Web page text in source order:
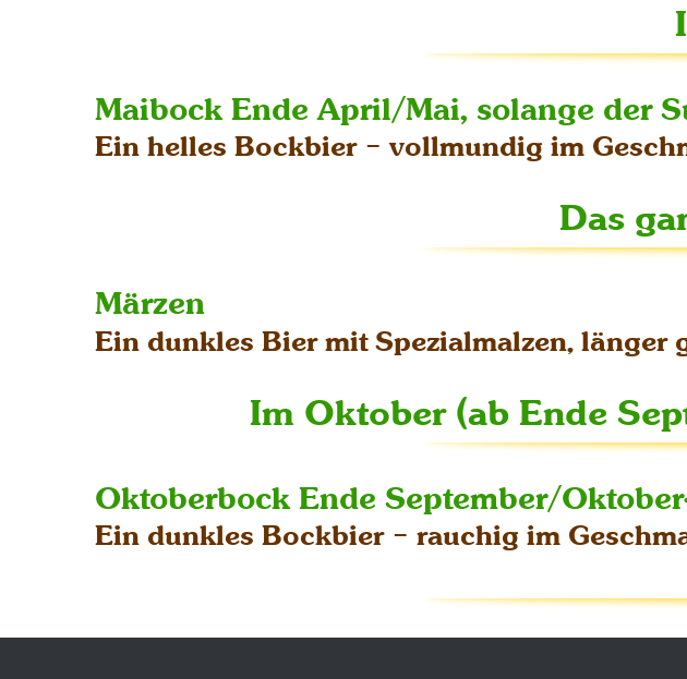
Maibock Ende April/Mai, solange der
Ein helles Bockbier – vollmundig im
Das
Märzen
Ein dunkles Bier mit Spezialmalzen, länger
Im Oktober (ab Ende
Oktoberbock Ende September/
Ein dunkles Bockbier – rauchig im